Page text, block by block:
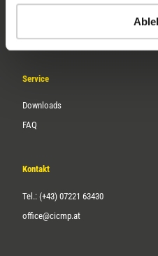
Service
Downloads
FAQ
Kontakt
Tel.: (+43) 07221 63430
office@cicmp.at